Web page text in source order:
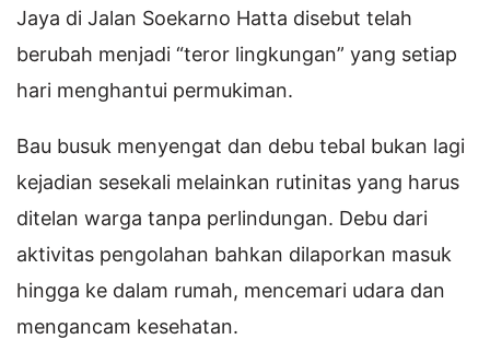
Jaya di Jalan Soekarno Hatta disebut telah
berubah menjadi “teror lingkungan” yang setiap
hari menghantui permukiman.
Bau busuk menyengat dan debu tebal bukan lagi
kejadian sesekali melainkan rutinitas yang harus
ditelan warga tanpa perlindungan. Debu dari
aktivitas pengolahan bahkan dilaporkan masuk
hingga ke dalam rumah, mencemari udara dan
mengancam kesehatan.